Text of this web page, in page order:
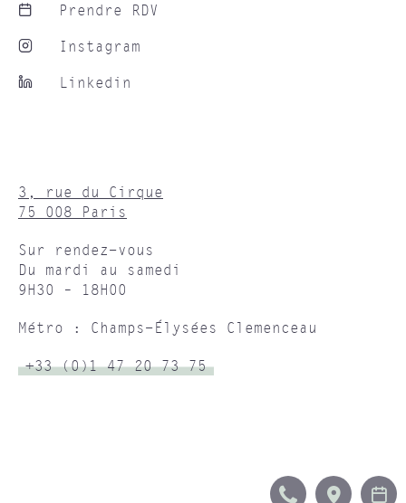
Prendre RDV
Instagram
Linkedin
3, rue du Cirque
75 008 Paris
Sur rendez-vous
Du mardi au samedi
9H30 – 18H00
Métro : Champs-Élysées Clemenceau
+33 (0)1 47 20 73 75
APPEL